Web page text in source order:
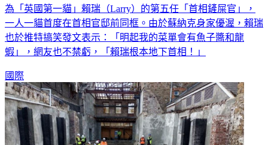
為「英國第一貓」賴瑞（Larry）的第五任「首相鏟屎官」，
一人一貓首度在首相官邸前同框。由於蘇納克身家優渥，賴瑞
也於推特搞笑發文表示：「明起我的菜單會有魚子醬和龍
蝦」，網友也不禁虧，「賴瑞根本地下首相！」
國際